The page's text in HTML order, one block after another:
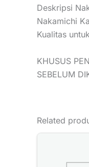
Deskripsi
Nakamichi
Kualitas
KHUSUS
SEBELUM
Related